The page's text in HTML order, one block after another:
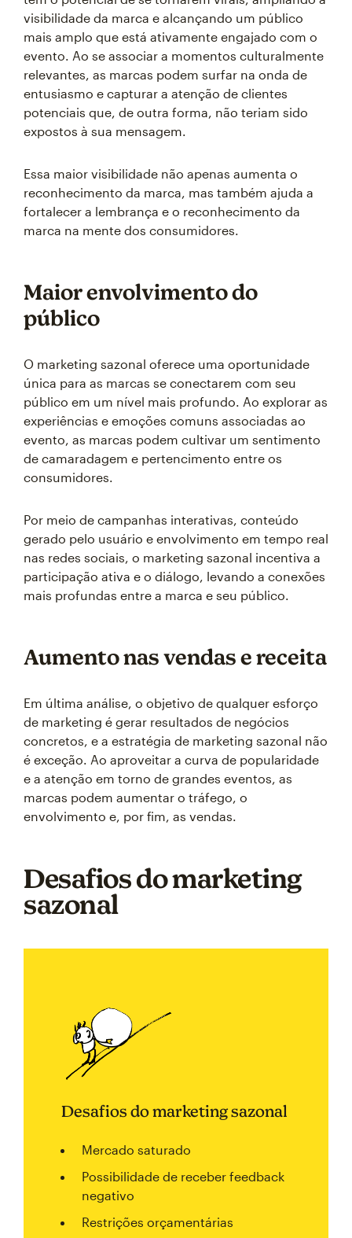
visibilidade da marca e alcançando um público
mais amplo que está ativamente engajado com o
evento. Ao se associar a momentos culturalmente
relevantes, as marcas podem surfar na onda de
entusiasmo e capturar a atenção de clientes
potenciais que, de outra forma, não teriam sido
expostos à sua mensagem.
Essa maior visibilidade não apenas aumenta o
reconhecimento da marca, mas também ajuda a
fortalecer a lembrança e o reconhecimento da
marca na mente dos consumidores.
Maior envolvimento do
público
O marketing sazonal oferece uma oportunidade
única para as marcas se conectarem com seu
público em um nível mais profundo. Ao explorar as
experiências e emoções comuns associadas ao
evento, as marcas podem cultivar um sentimento
de camaradagem e pertencimento entre os
consumidores.
Por meio de campanhas interativas, conteúdo
gerado pelo usuário e envolvimento em tempo real
nas redes sociais, o marketing sazonal incentiva a
participação ativa e o diálogo, levando a conexões
mais profundas entre a marca e seu público.
Aumento nas vendas e receita
Em última análise, o objetivo de qualquer esforço
de marketing é gerar resultados de negócios
concretos, e a estratégia de marketing sazonal não
é exceção. Ao aproveitar a curva de popularidade
e a atenção em torno de grandes eventos, as
marcas podem aumentar o tráfego, o
envolvimento e, por fim, as vendas.
Desafios do marketing
sazonal
Desafios do marketing sazonal
Mercado saturado
Possibilidade de receber feedback
negativo
Restrições orçamentárias